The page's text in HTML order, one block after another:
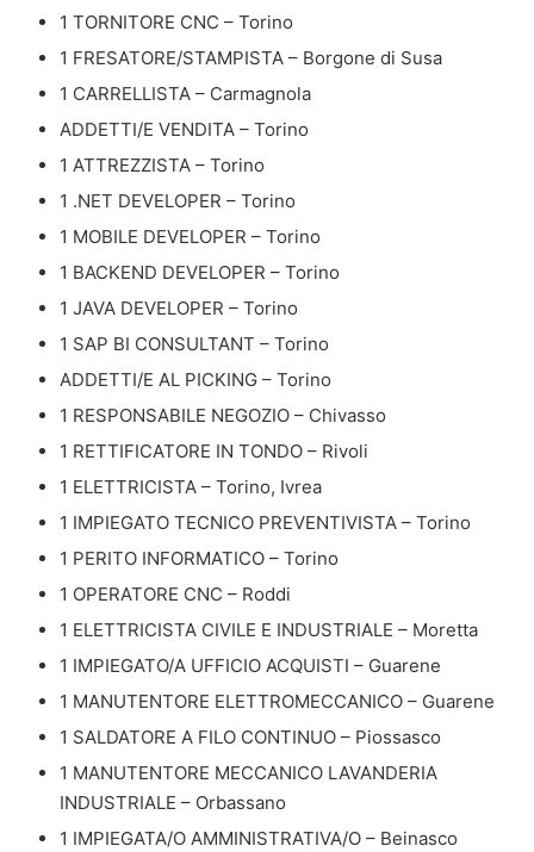
1 TORNITORE CNC – Torino
1 FRESATORE/STAMPISTA – Borgone di Susa
1 CARRELLISTA – Carmagnola
ADDETTI/E VENDITA – Torino
1 ATTREZZISTA – Torino
1 .NET DEVELOPER – Torino
1 MOBILE DEVELOPER – Torino
1 BACKEND DEVELOPER – Torino
1 JAVA DEVELOPER – Torino
1 SAP BI CONSULTANT – Torino
ADDETTI/E AL PICKING – Torino
1 RESPONSABILE NEGOZIO – Chivasso
1 RETTIFICATORE IN TONDO – Rivoli
1 ELETTRICISTA – Torino, Ivrea
1 IMPIEGATO TECNICO PREVENTIVISTA – Torino
1 PERITO INFORMATICO – Torino
1 OPERATORE CNC – Roddi
1 ELETTRICISTA CIVILE E INDUSTRIALE – Moretta
1 IMPIEGATO/A UFFICIO ACQUISTI – Guarene
1 MANUTENTORE ELETTROMECCANICO – Guarene
1 SALDATORE A FILO CONTINUO – Piossasco
1 MANUTENTORE MECCANICO LAVANDERIA
INDUSTRIALE – Orbassano
1 IMPIEGATA/O AMMINISTRATIVA/O – Beinasco